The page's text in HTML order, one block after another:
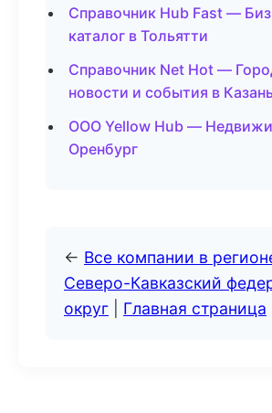
Справочник Hub Fast —
каталог в Тольятти
Справочник Net Hot —
новости и события в
ООО Yellow Hub —
Оренбург
← Все компании в
Северо-Кавказский
округ
Главная страница